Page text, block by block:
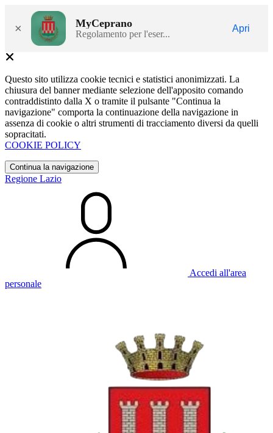
× MyCeprano
Regolamento per l'eser...
Apri
Questo sito utilizza cookie tecnici e statistici anonimizzati. La
chiusura del banner mediante selezione dell'apposito comando
contraddistinto dalla X o tramite il pulsante "Continua la
navigazione" comporta la continuazione della navigazione in
assenza di cookie o altri strumenti di tracciamento diversi da quelli
sopracitati.
COOKIE POLICY
Continua la navigazione
Regione Lazio
Accedi all'area
personale